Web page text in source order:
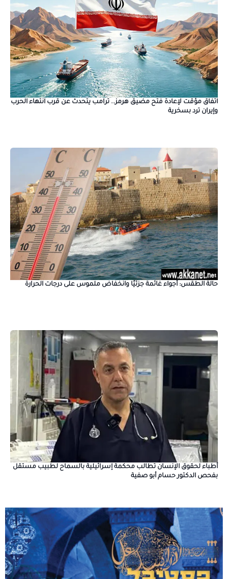
اتفاق مؤقت لإعادة فتح مضيق هرمز.. ترامب يتحدث عن قرب انتهاء الحرب
وإيران ترد بسخرية
حالة الطقس: أجواء غائمة جزئيًا وانخفاض ملموس على درجات الحرارة
أطباء لحقوق الإنسان تطالب محكمة إسرائيلية بالسماح لطبيب مستقل
بفحص الدكتور حسام أبو صفية